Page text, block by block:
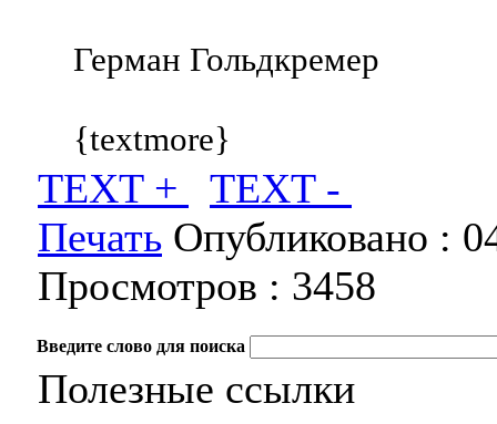
Герман Гольдкремер
{textmore}
TEXT +
TEXT -
Печать Опубликовано :
Просмотров : 3458
Введите слово для поиска
Полезные ссылки